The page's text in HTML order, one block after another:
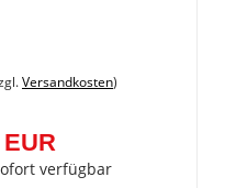
Versandkosten)
verfügbar